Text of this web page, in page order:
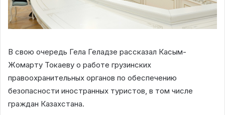
В свою очередь Гела Геладзе рассказал Касым-
Жомарту Токаеву о работе грузинских
правоохранительных органов по обеспечению
безопасности иностранных туристов, в том числе
граждан Казахстана.